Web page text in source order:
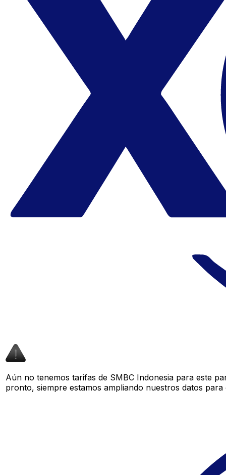
Aún no tenemos tarifas de SMBC Indonesia para este
pronto, siempre estamos ampliando nuestros datos